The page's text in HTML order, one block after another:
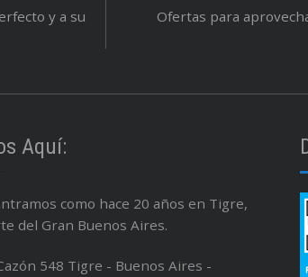
y a su
Ofertas para
Aquí:
como hace 20 años en Tigre,
del Gran Buenos Aires.
548 Tigre - Buenos Aires -